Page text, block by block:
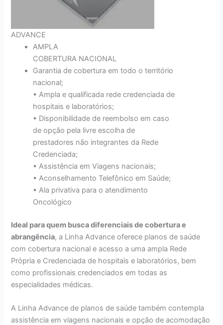
ADVANCE
AMPLA
COBERTURA NACIONAL
Garantia de cobertura em todo o território
nacional;
• Ampla e qualificada rede credenciada de
hospitais e laboratórios;
• Disponibilidade de reembolso em caso
de opção pela livre escolha de
prestadores não integrantes da Rede
Credenciada;
• Assistência em Viagens nacionais;
• Aconselhamento Telefônico em Saúde;
• Ala privativa para o atendimento
Oncológico
Ideal para quem busca diferenciais de cobertura e
abrangência, a Linha Advance oferece planos de saúde
com cobertura nacional e acesso a uma ampla Rede
Própria e Credenciada de hospitais e laboratórios, bem
como profissionais credenciados em todas as
especialidades médicas.
A Linha Advance de planos de saúde também contempla
assistência em viagens nacionais e opção de acomodação